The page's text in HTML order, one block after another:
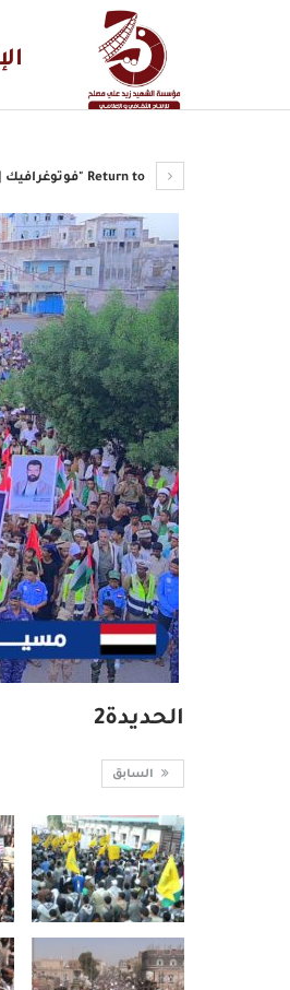
الحديدة2
السابق